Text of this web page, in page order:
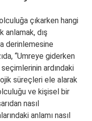
çıkarken hangi
dış
derinlemesine
“Umreye giderken
ardındaki
süreçleri ele alarak
ve kişisel bir
nasıl
anlamı nasıl